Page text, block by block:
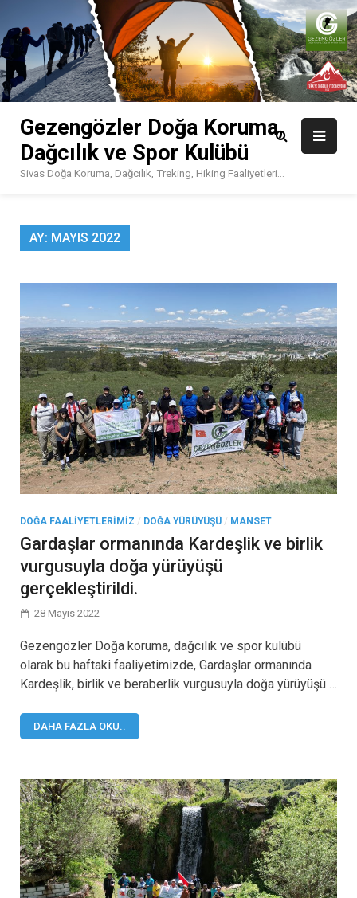
to
content
Gezengözler Doğa Koruma,
Dağcılık ve Spor Kulübü
Sivas Doğa Koruma, Dağcılık, Treking, Hiking Faaliyetleri…
AY: MAYIS 2022
DOĞA FAALIYETLERIMIZ / DOĞA YÜRÜYÜŞÜ / MANSET
Gardaşlar ormanında Kardeşlik ve birlik
vurgusuyla doğa yürüyüşü
gerçekleştirildi.
28 Mayıs 2022
Gezengözler Doğa koruma, dağcılık ve spor kulübü
olarak bu haftaki faaliyetimizde, Gardaşlar ormanında
Kardeşlik, birlik ve beraberlik vurgusuyla doğa yürüyüşü …
DAHA FAZLA OKU..